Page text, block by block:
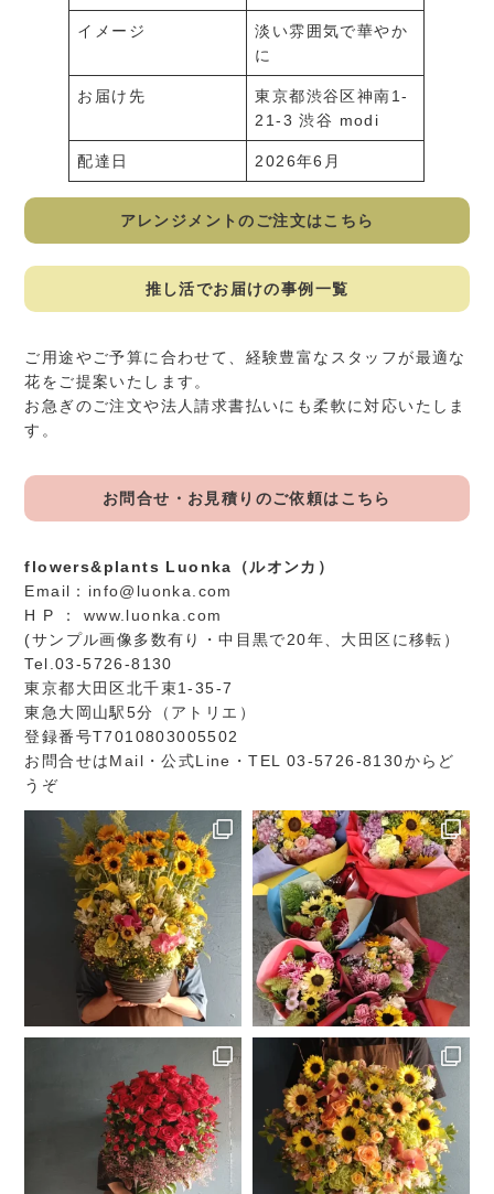
イメージ
淡い雰囲気で華やか
に
お届け先
東京都渋谷区神南1-
21-3 渋谷 modi
配達日 2026年6月
アレンジメントのご注文はこちら
推し活でお届けの事例一覧
ご用途やご予算に合わせて、経験豊富なスタッフが最適な
花をご提案いたします。
お急ぎのご注文や法人請求書払いにも柔軟に対応いたしま
す。
お問合せ・お見積りのご依頼はこちら
flowers&plants Luonka（ルオンカ）
Email： info@luonka.com
H P ： www.luonka.com
(サンプル画像多数有り・中目黒で20年、大田区に移転）
Tel.03-5726-8130
東京都大田区北千束1-35-7
東急大岡山駅5分（アトリエ）
登録番号T7010803005502
お問合せはMail ・公式Line ・TEL 03-5726-8130からど
うぞ